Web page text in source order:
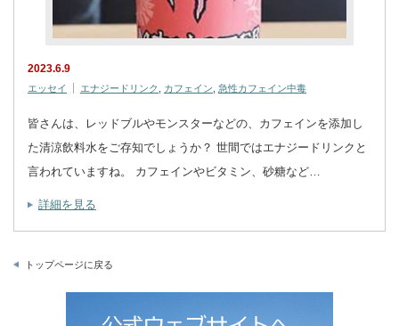
2023.6.9
エッセイ エナジードリンク カフェイン 急性カフェイン中毒
皆さんは、レッドブルやモンスターなどの、カフェインを添加し
た清涼飲料水をご存知でしょうか？ 世間ではエナジードリンクと
言われていますね。 カフェインやビタミン、砂糖など…
詳細を見る
トップページに戻る